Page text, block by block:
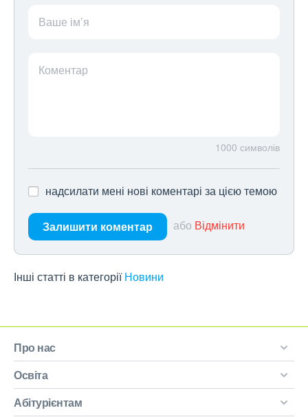
Ваше ім’я
Коментар
1000 символів
надсилати мені нові коментарі за цією темою
Залишити коментар або Відмінити
Інші статті в категорії Новини
Про нас
Освіта
Абітурієнтам